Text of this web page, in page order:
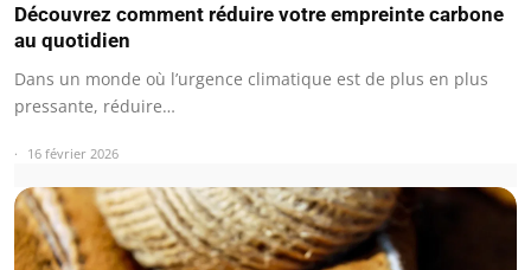
Découvrez comment réduire votre empreinte carbone
au quotidien
Dans un monde où l’urgence climatique est de plus en plus
pressante, réduire…
16 février 2026